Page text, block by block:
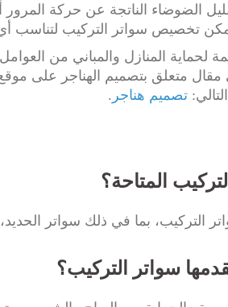
الضوضاء الناتجة عن حركة المرور
يمكن تخصيص سواتر التركيب
لحماية المنازل والمباني من
مقال متعلق بتصميم الهناجر على
تصميم هناجر .
المتاحة؟
التركيب، بما في ذلك سواتر
سواتر التركيب؟